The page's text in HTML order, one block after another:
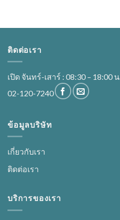
ติดต่อเรา
เปิด จันทร์-เสาร์ : 08:30 – 18:00
02-120-7240
ข้อมูลบริษัท
เกี่ยวกับเรา
ติดต่อเรา
บริการของเรา